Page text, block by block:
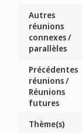
Autres
réunions
connexes /
parallèles
Précédentes
réunions /
Réunions
futures
Thème(s)